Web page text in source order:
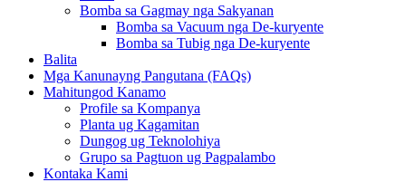
Bomba sa Gagmay nga Sakyanan
Bomba sa Vacuum nga De-kuryente
Bomba sa Tubig nga De-kuryente
Balita
Mga Kanunayng Pangutana (FAQs)
Mahitungod Kanamo
Profile sa Kompanya
Planta ug Kagamitan
Dungog ug Teknolohiya
Grupo sa Pagtuon ug Pagpalambo
Kontaka Kami